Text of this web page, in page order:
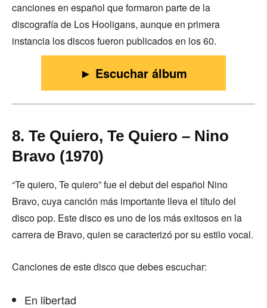
canciones en español que formaron parte de la
discografía de Los Hooligans, aunque en primera
instancia los discos fueron publicados en los 60.
► Escuchar álbum
8. Te Quiero, Te Quiero – Nino
Bravo (1970)
“Te quiero, Te quiero” fue el debut del español Nino
Bravo, cuya canción más importante lleva el título del
disco pop. Este disco es uno de los más exitosos en la
carrera de Bravo, quien se caracterizó por su estilo vocal.
Canciones de este disco que debes escuchar:
En libertad